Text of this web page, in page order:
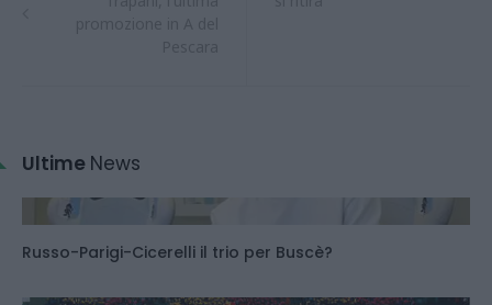
Ultime News
Russo-Parigi-Cicerelli il trio per Buscè?